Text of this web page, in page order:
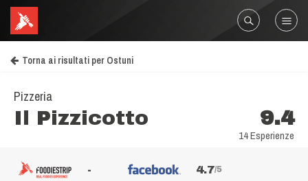
Torna ai risultati per Ostuni
Pizzeria
Il Pizzicotto 9.4
14 Esperienze
- 4.7/5